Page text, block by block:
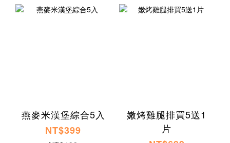
燕麥米漢堡綜合5入
NT$399
嫩烤雞腿排買5送1
片